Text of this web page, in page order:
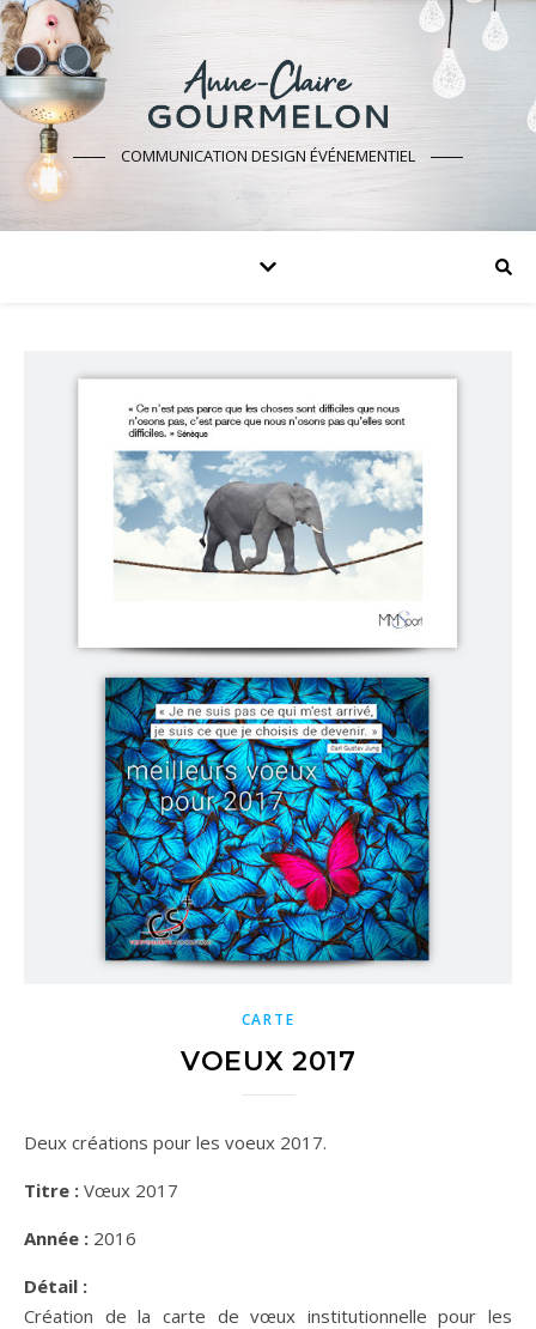
COMMUNICATION DESIGN ÉVÉNEMENTIEL
CARTE
VOEUX 2017
Deux créations pour les voeux 2017.
Titre : Vœux 2017
Année : 2016
Détail :
Création de la carte de vœux institutionnelle pour les